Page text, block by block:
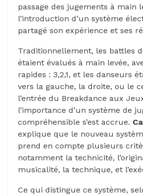
passage des jugements à main
l’introduction d’un système
partagé son expérience et ses
Traditionnellement, les battles
étaient évalués à main levée,
rapides : 3,2,1, et les danseurs
vers la gauche, la droite, ou le
l’entrée du Breakdance aux
l’importance d’un système de
compréhensible s’est accrue.
explique que le nouveau
prend en compte plusieurs
notamment la technicité,
musicalité, la technique, et
Ce qui distingue ce système,